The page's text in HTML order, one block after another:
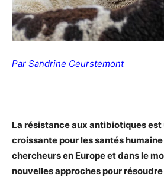
Par Sandrine Ceurstemont
La résistance aux antibiotiques est
croissante pour les santés
chercheurs en Europe et dans le
nouvelles approches pour